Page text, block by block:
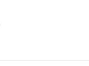
を引くだけで、眉尻ラ